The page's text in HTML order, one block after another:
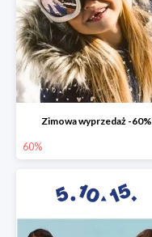
Zimowa wyprzedaż -60%
60%